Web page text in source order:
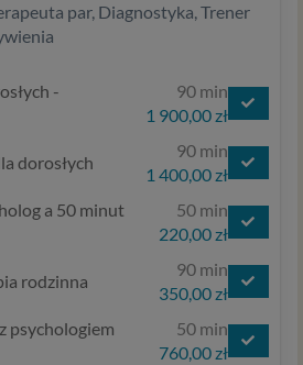
par, Diagnostyka, Trener
-
90 min
1 900,00 zł
dorosłych
90 min
1 400,00 zł
a 50 minut
50 min
220,00 zł
rodzinna
90 min
350,00 zł
psychologiem
50 min
760,00 zł